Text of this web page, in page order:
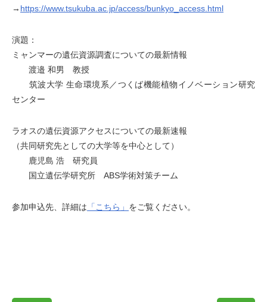
→ https://www.tsukuba.ac.jp/access/bunkyo_access.html
演題：
ミャンマーの遺伝資源調査についての最新情報
渡邉 和男 教授
筑波大学 生命環境系／つくば機能植物イノベーション研究
センター
ラオスの遺伝資源アクセスについての最新速報
（共同研究先としての大学等を中心として）
鹿児島 浩 研究員
国立遺伝学研究所 ABS学術対策チーム
参加申込先、詳細は 「こちら」 をご覧ください。